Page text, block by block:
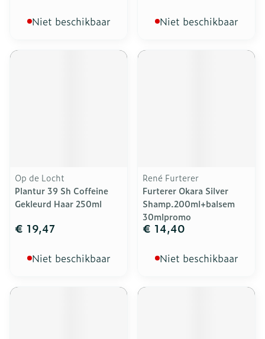
Niet beschikbaar Niet beschikbaar
Op de Locht
Plantur 39 Sh Coffeine
Gekleurd Haar 250ml
€ 19,47
Niet beschikbaar
René Furterer
Furterer Okara Silver
Shamp.200ml+balsem
30mlpromo
€ 14,40
Niet beschikbaar